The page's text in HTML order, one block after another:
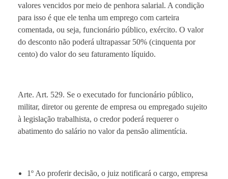
valores vencidos por meio de penhora salarial. A condição
para isso é que ele tenha um emprego com carteira
comentada, ou seja, funcionário público, exército. O valor
do desconto não poderá ultrapassar 50% (cinquenta por
cento) do valor do seu faturamento líquido.
Arte. Art. 529. Se o executado for funcionário público,
militar, diretor ou gerente de empresa ou empregado sujeito
à legislação trabalhista, o credor poderá requerer o
abatimento do salário no valor da pensão alimentícia.
1º Ao proferir decisão, o juiz notificará o cargo, empresa